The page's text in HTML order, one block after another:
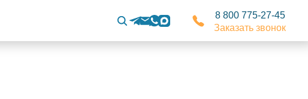
8 800 775-27-45
Заказать звонок